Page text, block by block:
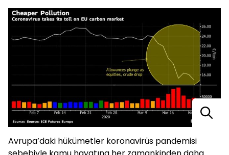
Avrupa’daki hükümetler koronavirüs pandemisi